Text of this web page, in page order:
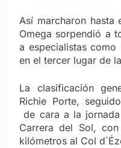
Así marcharon
Omega sorpendió a
a especialistas
en el tercer lugar de
La clasificación
Richie Porte,
de cara a la
Carrera del Sol,
kilómetros al Col